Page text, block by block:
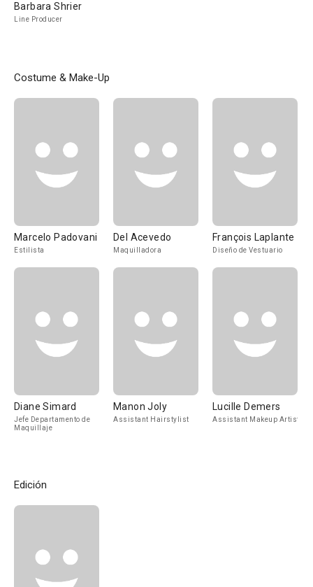
Barbara Shrier
Line Producer
Costume & Make-Up
Marcelo Padovani
Estilista
Del Acevedo
Maquilladora
François Laplante
Diseño de Vestuario
Diane Simard
Jefe Departamento de
Maquillaje
Manon Joly
Assistant Hairstylist
Lucille Demers
Assistant Makeup Artist
Edición